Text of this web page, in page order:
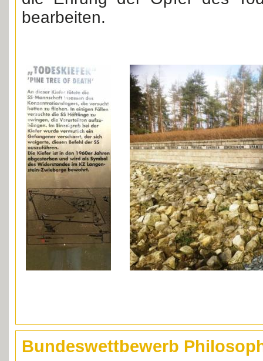
bearbeiten.
Bundeswettbewerb